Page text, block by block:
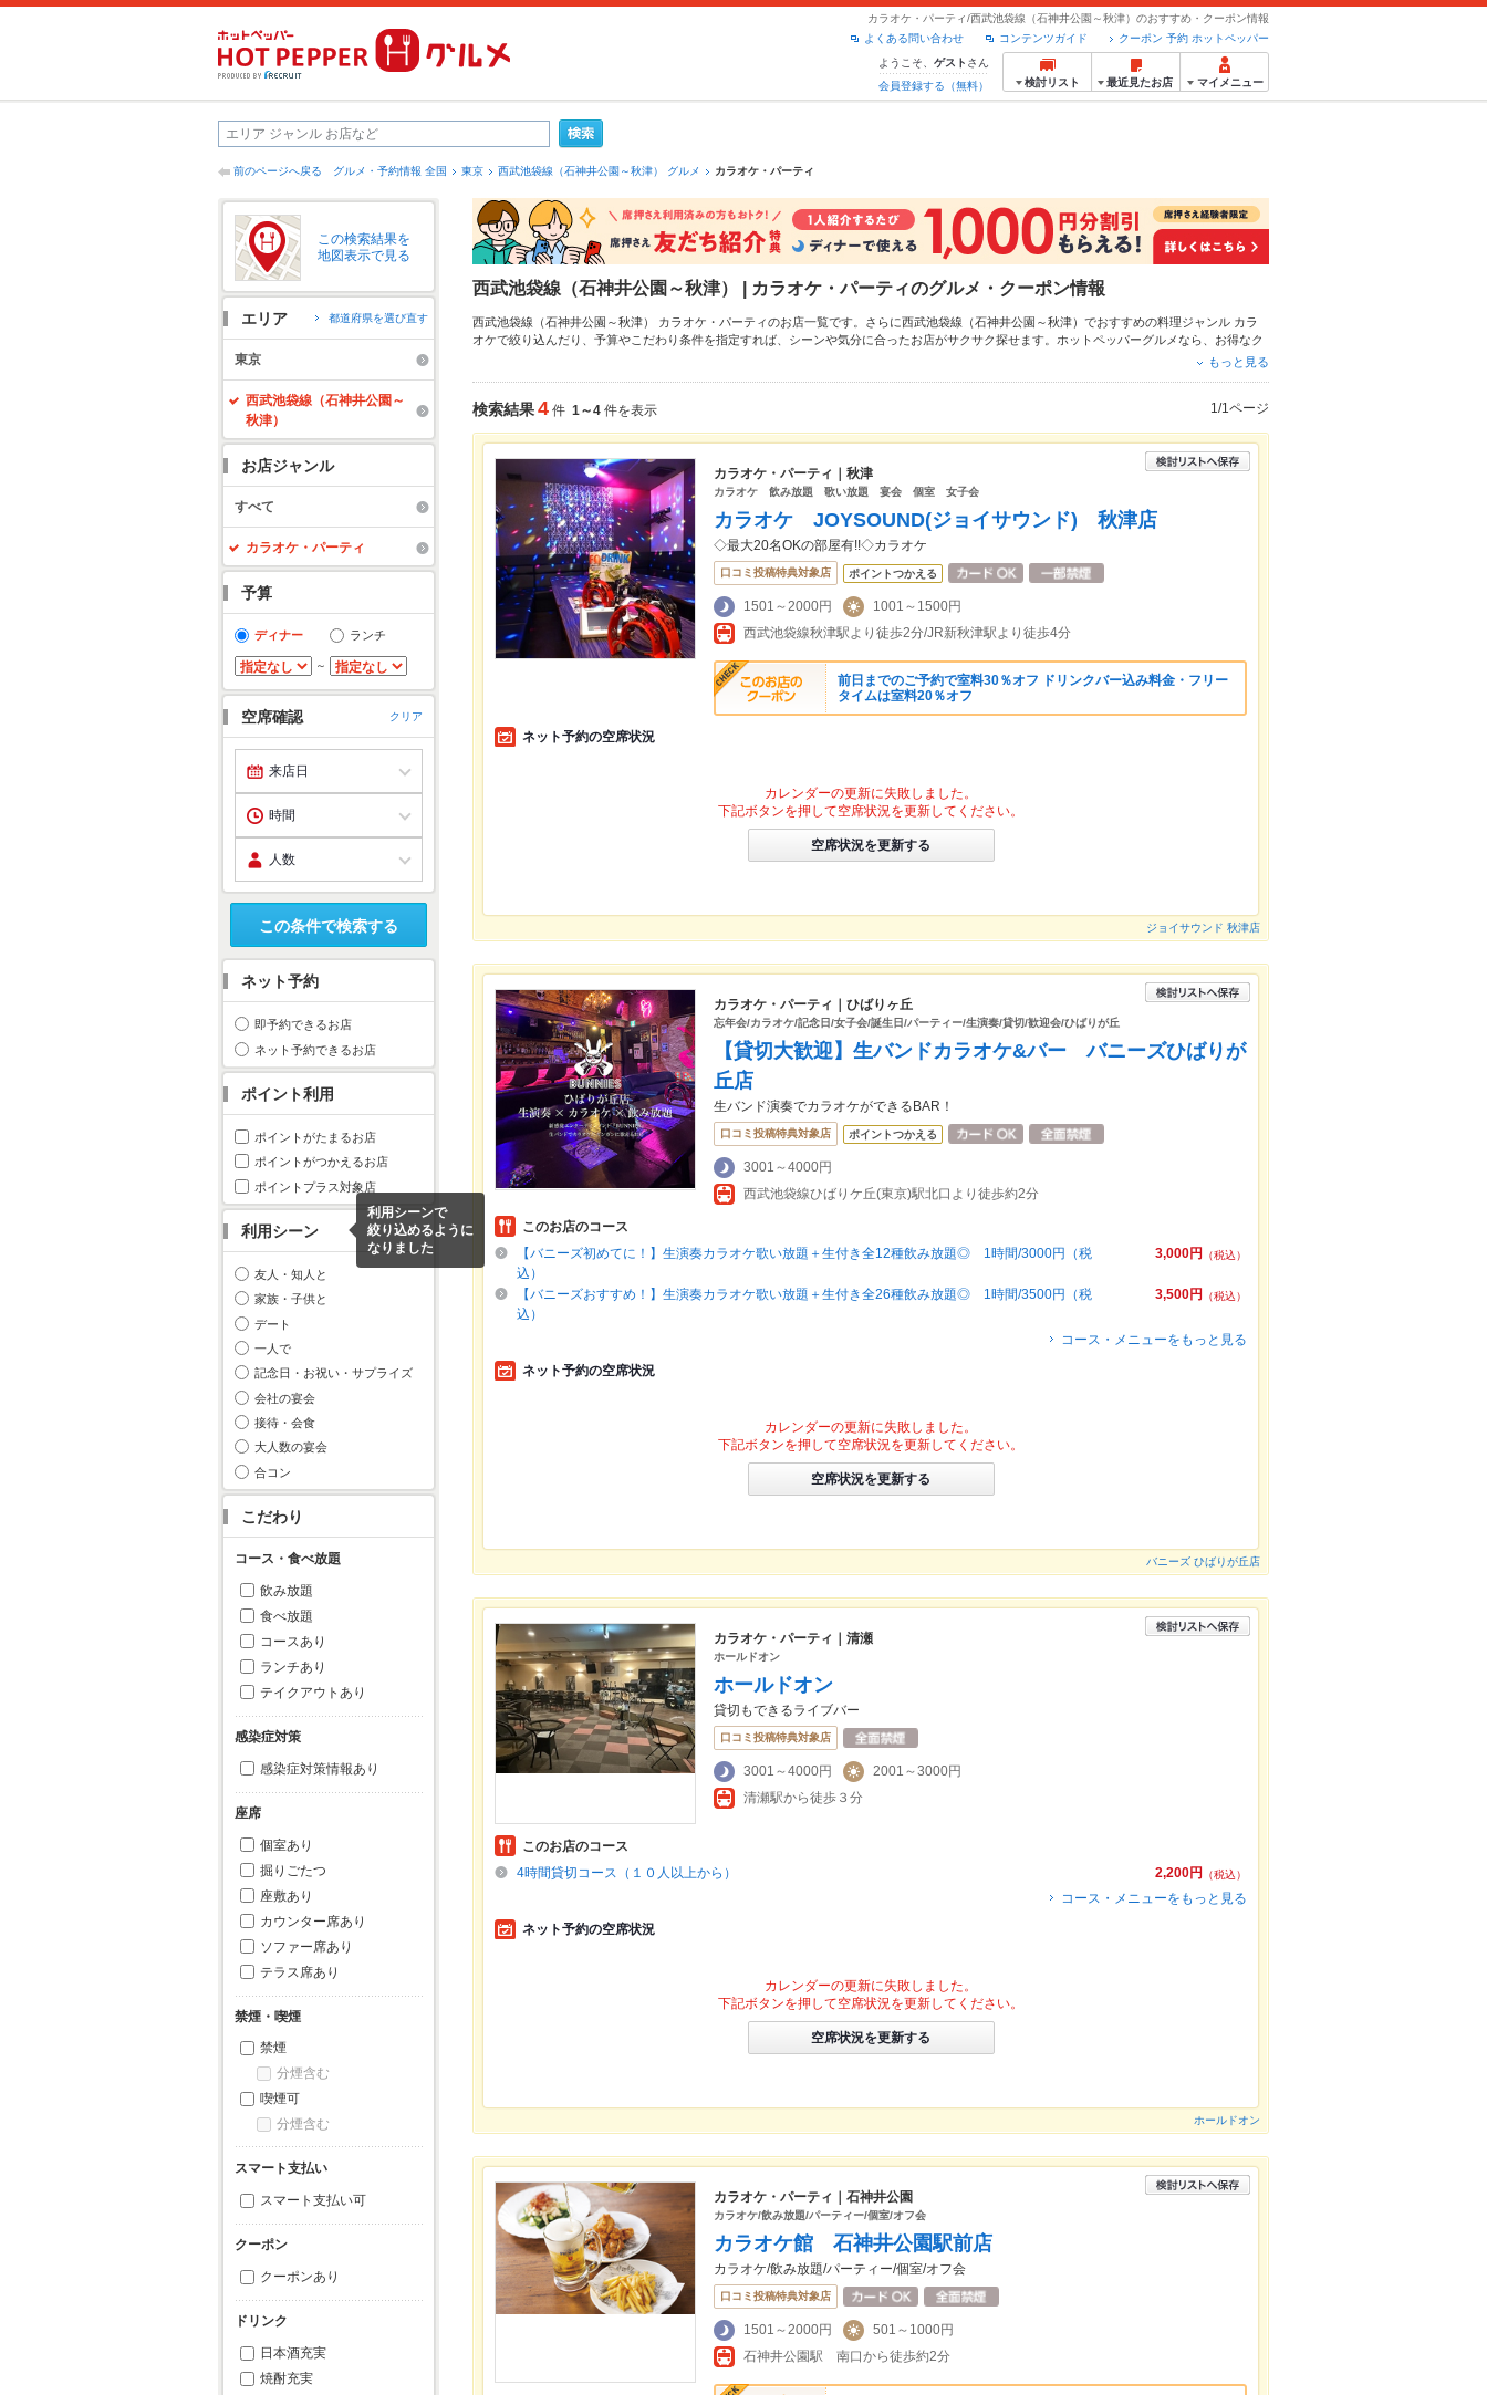
カラオケ・パーティ/西武池袋線（石神井公園～秋津）のおすすめ・クーポン情報
クーポン 予約 ホットペッパー
コンテンツガイド
よくある問い合わせ
ようこそ、 ゲスト さん
会員登録する（無料）
検討リスト 最近見たお店 マイメニュー
前のページへ戻る グルメ・予約情報 全国 東京 西武池袋線（石神井公園～秋津） グルメ カラオケ・パーティ
この検索結果を
地図表示で見る
エリア 都道府県を選び直す
東京
西武池袋線（石神井公園～
秋津）
お店ジャンル
すべて
カラオケ・パーティ
予算
ディナー ランチ
～
空席確認 クリア
この条件で検索する
ネット予約
即予約できるお店
ネット予約できるお店
ポイント利用
ポイントがたまるお店
ポイントがつかえるお店
ポイントプラス対象店
利用シーン
利用シーンで
絞り込めるように
なりました
友人・知人と
家族・子供と
デート
一人で
記念日・お祝い・サプライズ
会社の宴会
接待・会食
大人数の宴会
合コン
こだわり
コース・食べ放題
飲み放題
食べ放題
コースあり
ランチあり
テイクアウトあり
感染症対策
感染症対策情報あり
座席
個室あり
掘りごたつ
座敷あり
カウンター席あり
ソファー席あり
テラス席あり
禁煙・喫煙
禁煙
分煙含む
喫煙可
分煙含む
スマート支払い
スマート支払い可
クーポン
クーポンあり
ドリンク
日本酒充実
焼酎充実
西武池袋線（石神井公園～秋津） | カラオケ・パーティのグルメ・クーポン情報
西武池袋線（石神井公園～秋津） カラオケ・パーティのお店一覧です。さらに西武池袋線（石神井公園～秋津）でおすすめの料理ジャンル カラ
オケで絞り込んだり、予算やこだわり条件を指定すれば、シーンや気分に合ったお店がサクサク探せます。ホットペッパーグルメなら、お得なク
ーポンはもちろん、こだわりメニューや季節のおすすめ料理など、お店の最新情報をご紹介しているので安心！24時間使える簡単便利なネット予
もっと見る
検索結果4 件 1～4 件を表示 1/1ページ
カラオケ・パーティ｜秋津
カラオケ 飲み放題 歌い放題 宴会 個室 女子会
カラオケ JOYSOUND(ジョイサウンド) 秋津店
◇最大20名OKの部屋有!!◇カラオケ
口コミ投稿特典対象店 ポイントつかえる
1501～2000円
1001～1500円
西武池袋線秋津駅より徒歩2分/JR新秋津駅より徒歩4分
前日までのご予約で室料30％オフ ドリンクバー込み料金・フリー
タイムは室料20％オフ
ネット予約の空席状況
カレンダーの更新に失敗しました。
下記ボタンを押して空席状況を更新してください。
空席状況を更新する
ジョイサウンド 秋津店
カラオケ・パーティ｜ひばりヶ丘
忘年会/カラオケ/記念日/女子会/誕生日/パーティー/生演奏/貸切/歓迎会/ひばりが丘
【貸切大歓迎】生バンドカラオケ&バー バニーズひばりが
丘店
生バンド演奏でカラオケができるBAR！
口コミ投稿特典対象店 ポイントつかえる
3001～4000円
西武池袋線ひばりケ丘(東京)駅北口より徒歩約2分
このお店のコース
3,000円
（税込）
【バニーズ初めてに！】生演奏カラオケ歌い放題＋生付き全12種飲み放題◎ 1時間/3000円（税
込）
3,500円
（税込）
【バニーズおすすめ！】生演奏カラオケ歌い放題＋生付き全26種飲み放題◎ 1時間/3500円（税
込）
コース・メニューをもっと見る
ネット予約の空席状況
カレンダーの更新に失敗しました。
下記ボタンを押して空席状況を更新してください。
空席状況を更新する
バニーズ ひばりが丘店
カラオケ・パーティ｜清瀬
ホールドオン
ホールドオン
貸切もできるライブバー
口コミ投稿特典対象店
3001～4000円
2001～3000円
清瀬駅から徒歩３分
このお店のコース
2,200円
（税込）
4時間貸切コース（１０人以上から）
コース・メニューをもっと見る
ネット予約の空席状況
カレンダーの更新に失敗しました。
下記ボタンを押して空席状況を更新してください。
空席状況を更新する
ホールドオン
カラオケ・パーティ｜石神井公園
カラオケ/飲み放題/パーティー/個室/オフ会
カラオケ館 石神井公園駅前店
カラオケ/飲み放題/パーティー/個室/オフ会
口コミ投稿特典対象店
1501～2000円
501～1000円
石神井公園駅 南口から徒歩約2分